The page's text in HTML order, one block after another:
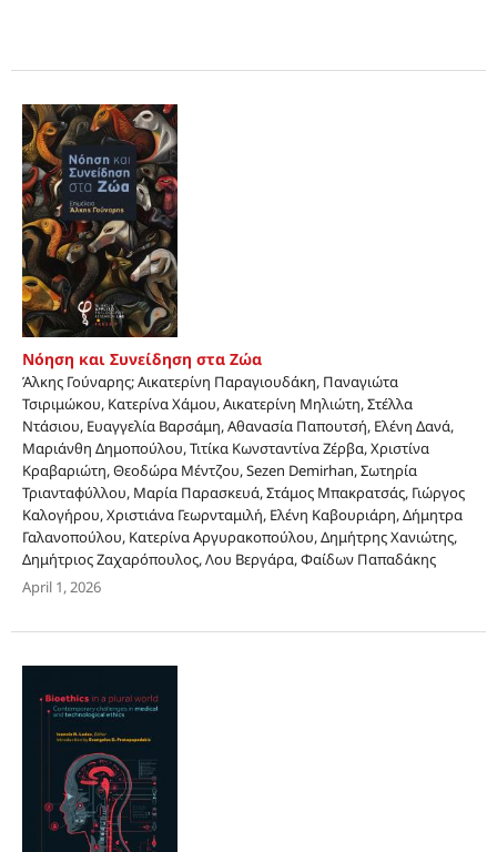
Νόηση και Συνείδηση στα Ζώα
Άλκης Γούναρης; Αικατερίνη Παραγιουδάκη, Παναγιώτα
Τσιριμώκου, Κατερίνα Χάμου, Αικατερίνη Μηλιώτη, Στέλλα
Ντάσιου, Ευαγγελία Βαρσάμη, Αθανασία Παπουτσή, Ελένη Δανά,
Μαριάνθη Δημοπούλου, Τιτίκα Κωνσταντίνα Ζέρβα, Χριστίνα
Κραβαριώτη, Θεοδώρα Μέντζου, Sezen Demirhan, Σωτηρία
Τριανταφύλλου, Μαρία Παρασκευά, Στάμος Μπακρατσάς, Γιώργος
Καλογήρου, Χριστιάνα Γεωρνταμιλή, Ελένη Καβουριάρη, Δήμητρα
Γαλανοπούλου, Κατερίνα Αργυρακοπούλου, Δημήτρης Χανιώτης,
Δημήτριος Ζαχαρόπουλος, Λου Βεργάρα, Φαίδων Παπαδάκης
April 1, 2026